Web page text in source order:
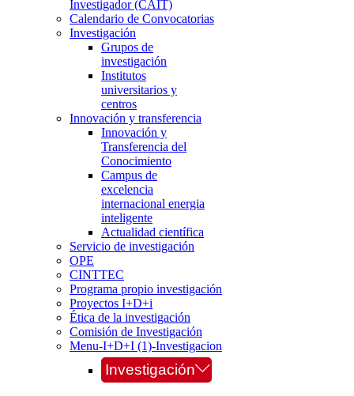
Investigador (CAIT)
Calendario de Convocatorias
Investigación
Grupos de
investigación
Institutos
universitarios y
centros
Innovación y transferencia
Innovación y
Transferencia del
Conocimiento
Campus de
excelencia
internacional energia
inteligente
Actualidad científica
Servicio de investigación
OPE
CINTTEC
Programa propio investigación
Proyectos I+D+i
Ética de la investigación
Comisión de Investigación
Menu-I+D+I (1)-Investigacion
Investigación